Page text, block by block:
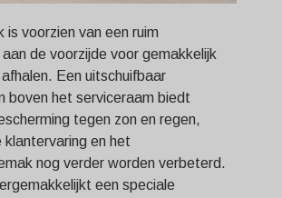
is voorzien van een ruim
de voorzijde voor gemakkelijk
Een uitschuifbaar
boven het serviceraam biedt
tegen zon en regen,
klantervaring en het
nog verder worden verbeterd.
een speciale